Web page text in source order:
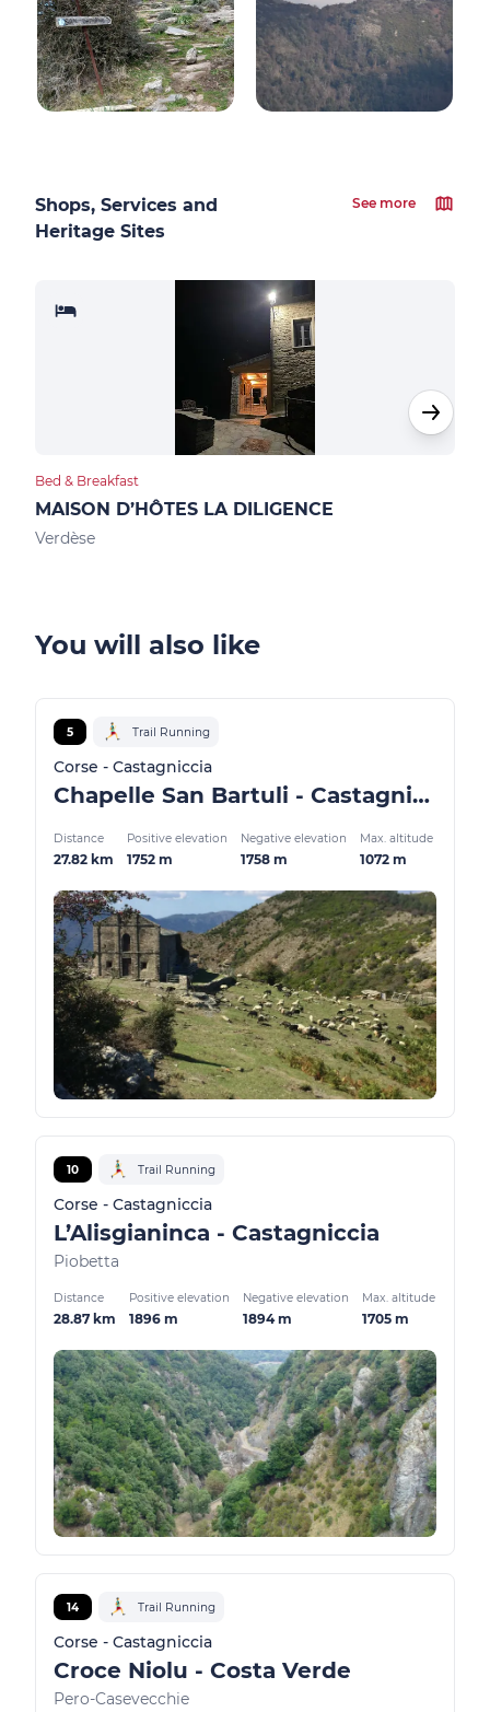
Shops, Services and
Heritage Sites
See more
Bed & Breakfast
MAISON D’HÔTES LA DILIGENCE
Verdèse
You will also like
5 Trail Running
Corse - Castagniccia
Chapelle San Bartuli - Castagniccia
Distance
27.82 km
Positive elevation
1752 m
Negative elevation
1758 m
Max. altitude
1072 m
10 Trail Running
Corse - Castagniccia
L’Alisgianinca - Castagniccia
Piobetta
Distance
28.87 km
Positive elevation
1896 m
Negative elevation
1894 m
Max. altitude
1705 m
14 Trail Running
Corse - Castagniccia
Croce Niolu - Costa Verde
Pero-Casevecchie